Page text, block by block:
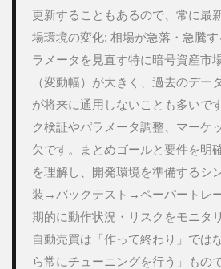
更新することもあるので、常に最
場環境の変化: 相場が急落・急騰
ラメータを見直す特に暗号資産市
（変動幅）が大きく、過去のデー
が将来に通用しないことも多いで
ク検証やパラメータ調整、マーケ
欠です。まとめゴールと要件を明
を理解し、開発環境を準備するシ
装→バックテスト→ペーパートレ
期的に動作状況・リスクをモニタ
自動売買は「作って終わり」では
ら常にチューニングを行う」もの